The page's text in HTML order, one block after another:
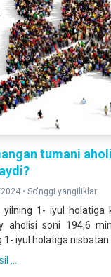
tumani
•So'nggi yangiliklar
yilning 1- iyul holatiga
aholisi soni 194,6
1- iyul holatiga nisbatan
...